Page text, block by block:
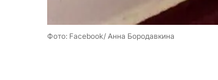
Фото: Facebook/ Анна Бородавкина